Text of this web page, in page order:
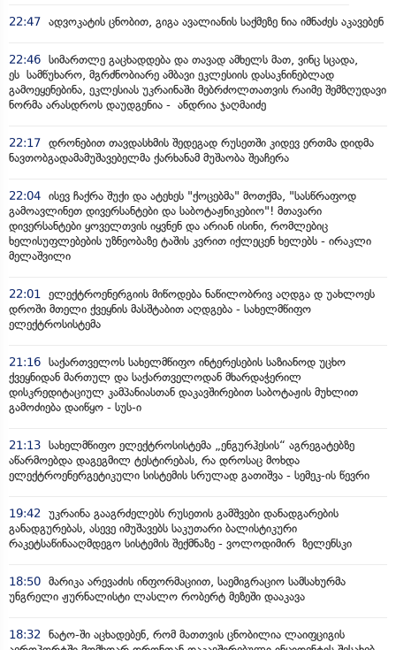
22:47 ადვოკატის ცნობით, გიგა ავალიანის საქმეზე ნია იმნაძეს აკავებენ
22:46 სიმართლე გაცხადდება და თავად ამხელს მათ, ვინც სცადა,
ეს სამწუხარო, მგრძნობიარე ამბავი ეკლესიის დასაკნინებლად
გამოეყენებინა, ეკლესიას უკრაინაში მებრძოლთათვის რაიმე შემზღუდავი
ნორმა არასდროს დაუდგენია - ანდრია ჯაღმაიძე
22:17 დრონებით თავდასხმის შედეგად რუსეთში კიდევ ერთმა დიდმა
ნავთობგადამამუშავებელმა ქარხანამ მუშაობა შეაჩერა
22:04 ისევ ჩაქრა შუქი და ატეხეს "ქოცებმა" მოთქმა, "სასწრაფოდ
გამოავლინეთ დივერსანტები და საბოტაჟნიკებიო"! მთავარი
დივერსანტები ყოველთვის იყვნენ და არიან ისინი, რომლებიც
ხელისუფლებების უზნეობაზე ტაშის კვრით იქლეცენ ხელებს - ირაკლი
მელაშვილი
22:01
ელექტროენერგიის მიწოდება ნაწილობრივ აღდგა დ უახლოეს
დროში მთელი ქვეყნის მასშტაბით აღდგება - სახელმწიფო
ელექტროსისტემა
21:16 საქართველოს სახელმწიფო ინტერესების საზიანოდ უცხო
ქვეყნიდან მართულ და საქართველოდან მხარდაჭერილ
დისკრედიტაციულ კამპანიასთან დაკავშირებით საბოტაჟის მუხლით
გამოძიება დაიწყო - სუს-ი
21:13 სახელმწიფო ელექტროსისტემა „ენგურჰესის“ აგრეგატებზე
აწარმოებდა დაგეგმილ ტესტირებას, რა დროსაც მოხდა
ელექტროენერგეტიკული სისტემის სრულად გათიშვა - სემეკ-ის წევრი
19:42
უკრაინა გააგრძელებს რუსეთის გამშვები დანადგარების
განადგურებას, ასევე იმუშავებს საკუთარი ბალისტიკური
რაკეტსაწინააღმდეგო სისტემის შექმნაზე - ვოლოდიმირ ზელენსკი
18:50 მარიკა არევაძის ინფორმაციით, საემიგრაციო სამსახურმა
უნგრელი ჟურნალისტი ლასლო რობერტ მეზეში დააკავა
18:32
ნატო-ში აცხადებენ, რომ მათთვის ცნობილია ლაიფციგის